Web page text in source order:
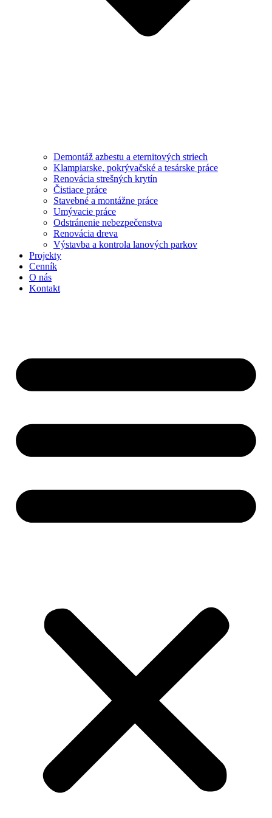
Demontáž azbestu a eternitových striech
Klampiarske, pokrývačské a tesárske práce
Renovácia strešných krytín
Čistiace práce
Stavebné a montážne práce
Umývacie práce
Odstránenie nebezpečenstva
Renovácia dreva
Výstavba a kontrola lanových parkov
Projekty
Cenník
O nás
Kontakt